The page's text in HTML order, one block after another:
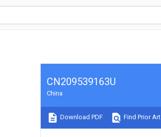
CN209539163U
China
Download PDF Find Prior Art